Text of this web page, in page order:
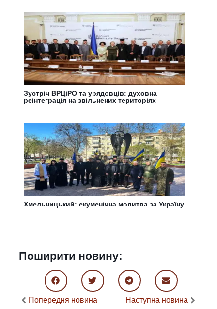
Зустріч ВРЦіРО та урядовців: духовна
реінтеграція на звільнених територіях
Хмельницький: екуменічна молитва за Україну
Поширити новину:
Попередня новина Наступна новина